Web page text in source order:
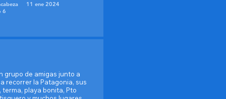
6
11 ene 2024
grupo de amigas junto a
recorrer la Patagonia, sus
terma, playa bonita, Pto